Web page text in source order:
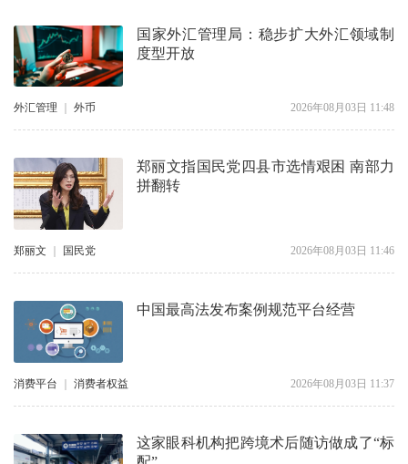
国家外汇管理局：稳步扩大外汇领域制
度型开放
外汇管理 外币 2026年08月03日 11:48
郑丽文指国民党四县市选情艰困 南部力
拼翻转
郑丽文 国民党 2026年08月03日 11:46
中国最高法发布案例规范平台经营
消费平台 ｜ 消费者权益 2026年08月03日 11:37
这家眼科机构把跨境术后随访做成了“标